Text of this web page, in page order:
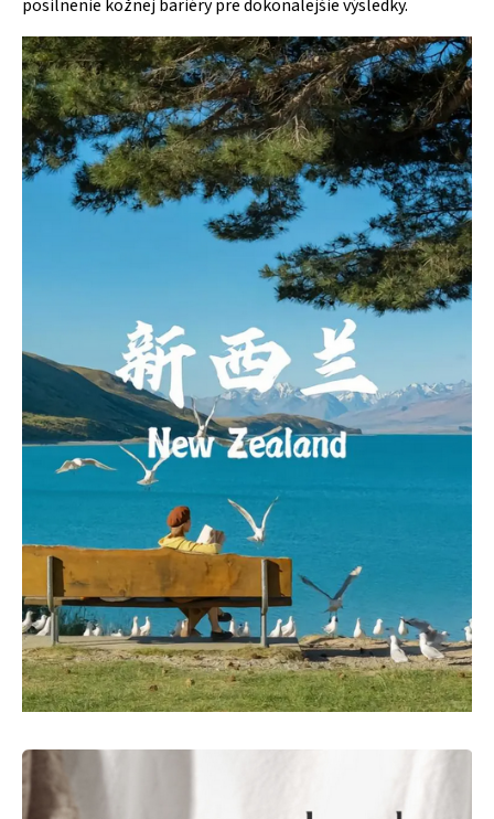
posilnenie kožnej bariéry pre dokonalejšie výsledky.